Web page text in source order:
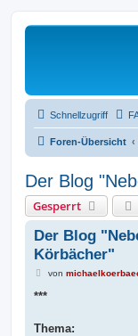
Schnellzugriff
Foren-Übersicht
Der Blog
Gesperrt
Der Blog
Körbächer"
B
i
a
von
***
Thema: